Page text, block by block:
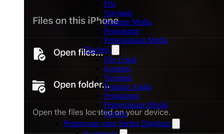
File
Navigasi
Pemutar Media
Pengaturan
Perpustakaan Media
Flacbox
File Lokal
Koneksi
Navigasi
Pemutar Audio
Pengaturan
Perpustakaan Musik
Playlist
Pertanyaan yang Sering Diajukan